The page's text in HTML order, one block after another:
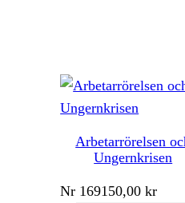
Arbetarrörelsen
Ungernkrisen
Nr 169150,00kr